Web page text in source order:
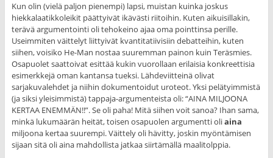
Kun olin (vielä paljon pienempi) lapsi, muistan kuinka joskus
hiekkalaatikkoleikit päättyivät ikävästi riitoihin. Kuten aikuisillakin,
terävä argumentointi oli tehokeino ajaa oma pointtinsa perille.
Useimmiten väittelyt liittyivät kvantitatiivisiin debatteihin, kuten
siihen, voisiko He-Man nostaa suuremman painon kuin Teräsmies.
Osapuolet saattoivat esittää kukin vuorollaan erilaisia konkreettisia
esimerkkejä oman kantansa tueksi. Lähdeviitteinä olivat
sarjakuvalehdet ja niihin dokumentoidut uroteot. Yksi pelätyimmistä
(ja siksi yleisimmistä) tappaja-argumenteista oli: “AINA MILJOONA
KERTAA ENEMMÄN!!”. Se oli paha! Mitä siihen voit sanoa? Ihan sama,
minkä lukumäärän heität, toisen osapuolen argumentti oliaina
miljoona kertaa suurempi. Väittely oli hävitty, joskin myöntämisen
sijaan sitä oli aina mahdollista jatkaa siirtämällä maalitolppia.